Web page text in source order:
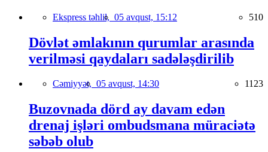
Ekspress təhlil, 05 avqust, 15:12 510
Dövlət əmlakının qurumlar arasında
verilməsi qaydaları sadələşdirilib
Cəmiyyət, 05 avqust, 14:30 1123
Buzovnada dörd ay davam edən
drenaj işləri ombudsmana müraciətə
səbəb olub